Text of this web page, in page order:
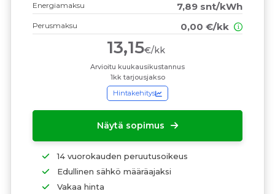
Energiamaksu 7,89 snt/kWh
Perusmaksu 0,00 €/kk
13,15€/kk
Arvioitu kuukausikustannus
1kk tarjousjakso
Hintakehitys
Näytä sopimus
14 vuorokauden peruutusoikeus
Edullinen sähkö määräajaksi
Vakaa hinta